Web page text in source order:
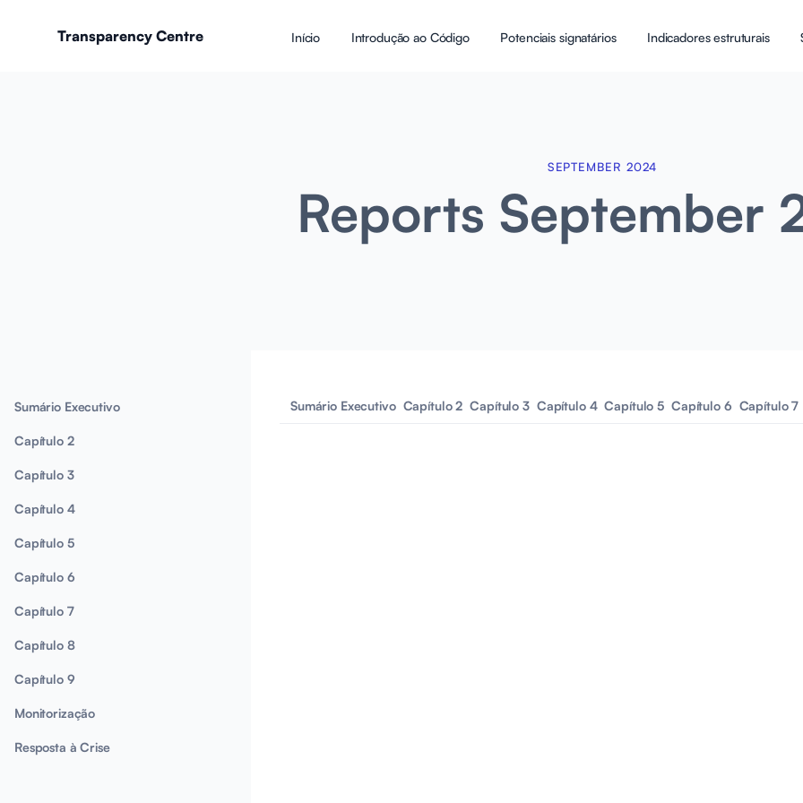
Transparency Centre Início Introdução ao Código Potenciais signatários Indicadores estruturais
SEPTEMBER 2024
Reports September
Sumário Executivo
Capítulo 2
Capítulo 3
Capítulo 4
Capítulo 5
Capítulo 6
Capítulo 7
Capítulo 8
Capítulo 9
Monitorização
Resposta à Crise
Sumário Executivo Capítulo 2 Capítulo 3 Capítulo 4 Capítulo 5 Capítulo 6 Capítulo 7